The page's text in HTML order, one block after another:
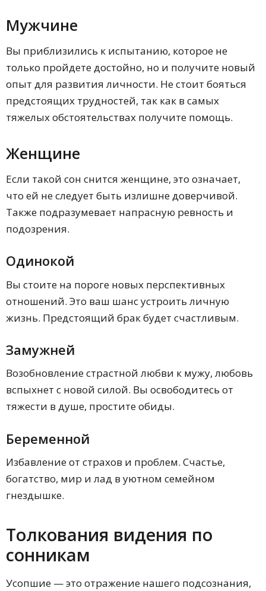
Опрятный
Голый
Голый и красиво лежащий в гробу
Пьяным
Молодым
Беременным
Больным
Действия покойного в видении и их
трактовка
Плачет
Зовет с собой
Говорит, что снова стал живым
Просит что-то
Дает что-то
Молчит и смотрит пристально
Жалуется на холод
Держит за руку
Защищает
Спит рядом
Разговаривает со спящим
Действия сновидца по отношению к
мертвому человеку и их толкование
Дает что-то
Мужчине
Вы приблизились к испытанию, которое не
только пройдете достойно, но и получите новый
опыт для развития личности. Не стоит бояться
предстоящих трудностей, так как в самых
тяжелых обстоятельствах получите помощь.
Женщине
Если такой сон снится женщине, это означает,
что ей не следует быть излишне доверчивой.
Также подразумевает напрасную ревность и
подозрения.
Одинокой
Вы стоите на пороге новых перспективных
отношений. Это ваш шанс устроить личную
жизнь. Предстоящий брак будет счастливым.
Замужней
Возобновление страстной любви к мужу, любовь
вспыхнет с новой силой. Вы освободитесь от
тяжести в душе, простите обиды.
Беременной
Избавление от страхов и проблем. Счастье,
богатство, мир и лад в уютном семейном
гнездышке.
Толкования видения по
сонникам
Усопшие — это отражение нашего подсознания,